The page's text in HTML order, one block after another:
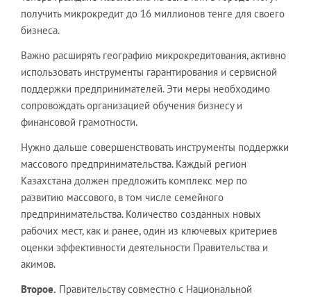
получить микрокредит до 16 миллионов тенге для своего
бизнеса.
Важно расширять географию микрокредитования, активно
использовать инструменты гарантирования и сервисной
поддержки предпринимателей. Эти меры необходимо
сопровождать организацией обучения бизнесу и
финансовой грамотности.
Нужно дальше совершенствовать инструменты поддержки
массового предпринимательства. Каждый регион
Казахстана должен предложить комплекс мер по
развитию массового, в том числе семейного
предпринимательства. Количество созданных новых
рабочих мест, как и ранее, один из ключевых критериев
оценки эффективности деятельности Правительства и
акимов.
Второе. Правительству совместно с Национальной